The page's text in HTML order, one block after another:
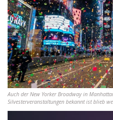
Auch der New Yorker Broadway in
Silvesterveranstaltungen bekannt ist blieb